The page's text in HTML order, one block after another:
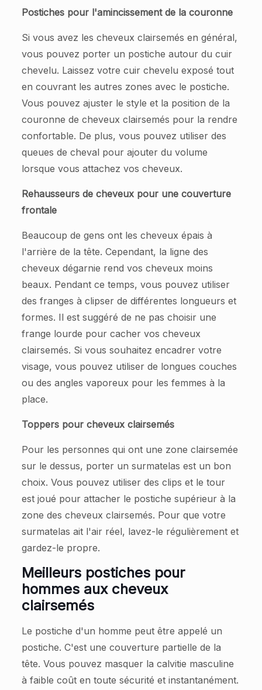
Postiches pour l'amincissement de la couronne
Si vous avez les cheveux clairsemés en général,
vous pouvez porter un postiche autour du cuir
chevelu. Laissez votre cuir chevelu exposé tout
en couvrant les autres zones avec le postiche.
Vous pouvez ajuster le style et la position de la
couronne de cheveux clairsemés pour la rendre
confortable. De plus, vous pouvez utiliser des
queues de cheval pour ajouter du volume
lorsque vous attachez vos cheveux.
Rehausseurs de cheveux pour une couverture
frontale
Beaucoup de gens ont les cheveux épais à
l'arrière de la tête. Cependant, la ligne des
cheveux dégarnie rend vos cheveux moins
beaux. Pendant ce temps, vous pouvez utiliser
des franges à clipser de différentes longueurs et
formes. Il est suggéré de ne pas choisir une
frange lourde pour cacher vos cheveux
clairsemés. Si vous souhaitez encadrer votre
visage, vous pouvez utiliser de longues couches
ou des angles vaporeux pour les femmes à la
place.
Toppers pour cheveux clairsemés
Pour les personnes qui ont une zone clairsemée
sur le dessus, porter un surmatelas est un bon
choix. Vous pouvez utiliser des clips et le tour
est joué pour attacher le postiche supérieur à la
zone des cheveux clairsemés. Pour que votre
surmatelas ait l'air réel, lavez-le régulièrement et
gardez-le propre.
Meilleurs postiches pour
hommes aux cheveux
clairsemés
Le postiche d'un homme peut être appelé un
postiche. C'est une couverture partielle de la
tête. Vous pouvez masquer la calvitie masculine
à faible coût en toute sécurité et instantanément.